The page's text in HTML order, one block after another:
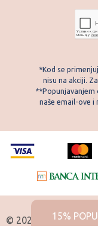
*Kod se
nisu na akciji.
**Popunjavanjem
naše email-ove i
© 2026 Skintemple
15%